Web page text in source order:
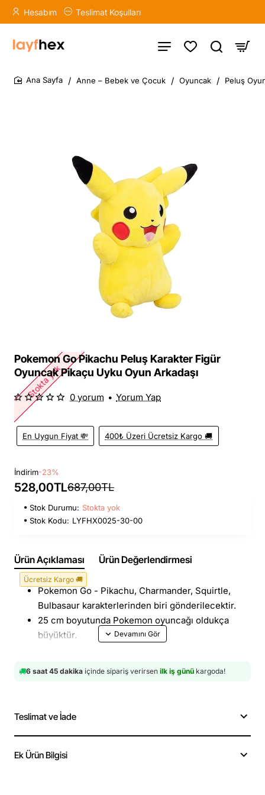
Hesabım Teslimat Koşulları
Anne – Bebek ve Çocuk Oyuncak Peluş
Ücretsiz Kargo 🚚
Stokta yok
Pokemon Go Pikachu Peluş Karakter Figür
Oyuncak Pikaçu Uyku Oyun Arkadaşı
En Uygun Fiyat 💸 400₺ Üzeri Ücretsiz Kargo 🚚
0 yorum • Yorum Yap
İndirim-23%
528,00TL687,00TL
Stok Durumu: Stokta yok
Stok Kodu: LYFHX0025-30-00
Ürün Açıklaması Ürün Değerlendirmesi
Pokemon Go - Pikachu, Charmander, Squirtle,
Bulbasaur karakterlerinden biri gönderilecektir.
25 cm boyutunda Pokemon oyuncağı oldukça
büyüktür.
arayışında olmanıza gerek yok! Pokemon Go
birebirdir!
Kaliteli malzeme ve işçilik ile üretilmiştir. Pokemon
seri filmlerinde kullanılan renkler kullanılmıştır.
Poke peluş - yumoş peluş pokemon kadife kaplı
6 saat 45 dakika içinde sipariş verirsen ilk iş günü kargoda!
Teslimat ve İade
Ek Ürün Bilgisi